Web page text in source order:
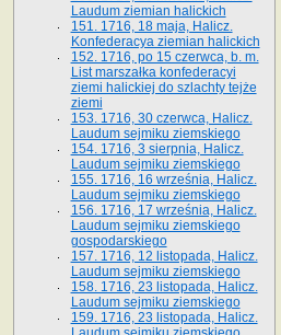
Laudum ziemian halickich
151. 1716, 18 maja, Halicz.
Konfederacya ziemian halickich
152. 1716, po 15 czerwca, b. m.
List marszałka konfederacyi
ziemi halickiej do szlachty tejże
ziemi
153. 1716, 30 czerwca, Halicz.
Laudum sejmiku ziemskiego
154. 1716, 3 sierpnia, Halicz.
Laudum sejmiku ziemskiego
155. 1716, 16 września, Halicz.
Laudum sejmiku ziemskiego
156. 1716, 17 września, Halicz.
Laudum sejmiku ziemskiego
gospodarskiego
157. 1716, 12 listopada, Halicz.
Laudum sejmiku ziemskiego
158. 1716, 23 listopada, Halicz.
Laudum sejmiku ziemskiego
159. 1716, 23 listopada, Halicz.